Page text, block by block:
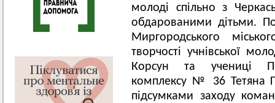
молоді спільно з
обдарованими дітьми.
Миргородського
творчості учнівської
Корсун та учениці
комплексу № 36 Тетяна
підсумками заходу